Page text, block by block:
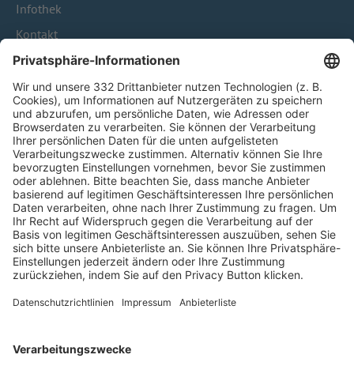
Infothek
Kontakt
HÄUFIG BESUCHTE SEITEN
Pässe und Vereinswechsel
Trainerausbildung
Schulungsangebot Vereinsmitarbeiter
BFV-Geschäftsstellen
Trainerbörse
Login SpielPlus
FOLGE DEM BFV